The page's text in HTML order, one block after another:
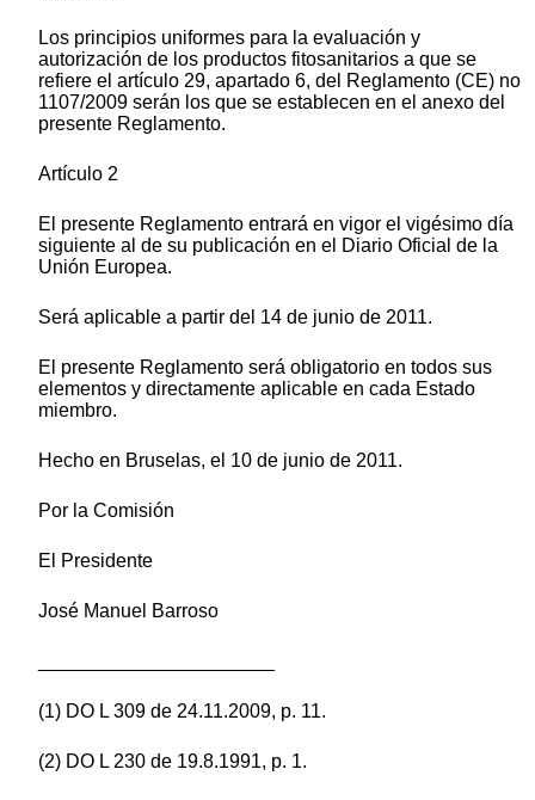
Los principios uniformes para la evaluación y
autorización de los productos fitosanitarios a que se
refiere el artículo 29, apartado 6, del Reglamento (CE) no
1107/2009 serán los que se establecen en el anexo del
presente Reglamento.
Artículo 2
El presente Reglamento entrará en vigor el vigésimo día
siguiente al de su publicación en el Diario Oficial de la
Unión Europea.
Será aplicable a partir del 14 de junio de 2011.
El presente Reglamento será obligatorio en todos sus
elementos y directamente aplicable en cada Estado
miembro.
Hecho en Bruselas, el 10 de junio de 2011.
Por la Comisión
El Presidente
José Manuel Barroso
(1) DO L 309 de 24.11.2009, p. 11.
(2) DO L 230 de 19.8.1991, p. 1.